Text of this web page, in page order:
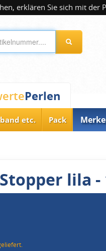
erklären Sie sich mit der
Perlen
etc. Pack
lila -